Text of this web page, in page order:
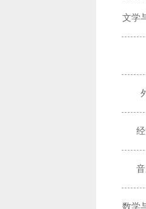
文学
数学